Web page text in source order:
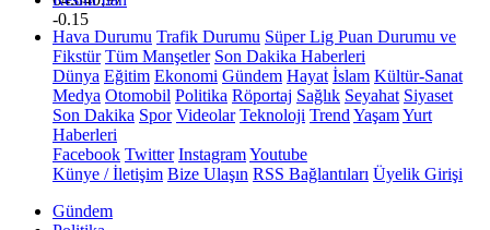
-0.15
Hava Durumu Trafik Durumu Süper Lig Puan Durumu ve
Fikstür Tüm Manşetler Son Dakika Haberleri
Dünya Eğitim Ekonomi Gündem Hayat İslam Kültür-Sanat
Medya Otomobil Politika Röportaj Sağlık Seyahat Siyaset
Son Dakika Spor Videolar Teknoloji Trend YaşamYurt
Haberleri
Facebook Twitter InstagramYoutube
Künye / İletişim Bize Ulaşın RSS Bağlantıları Üyelik Girişi
Gündem